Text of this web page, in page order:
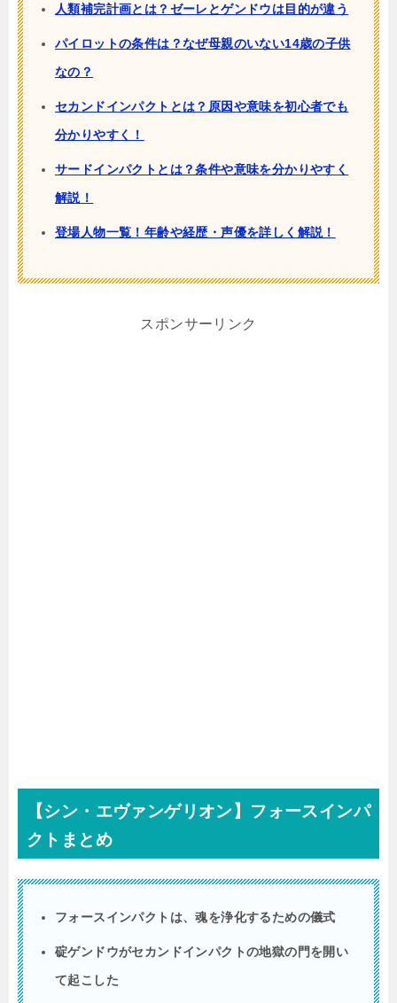
人類補完計画とは？ゼーレとゲンドウは目的が違う
パイロットの条件は？なぜ母親のいない14歳の子供
なの？
セカンドインパクトとは？原因や意味を初心者でも
分かりやすく！
サードインパクトとは？条件や意味を分かりやすく
解説！
登場人物一覧！年齢や経歴・声優を詳しく解説！
スポンサーリンク
【シン・エヴァンゲリオン】フォースインパ
クトまとめ
フォースインパクトは、魂を浄化するための儀式
碇ゲンドウがセカンドインパクトの地獄の門を開い
て起こした